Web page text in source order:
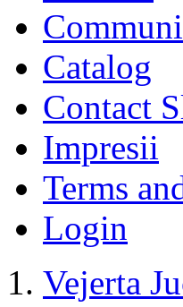
中文
magyar
türkçe
Prima
Noutati
Jucatori